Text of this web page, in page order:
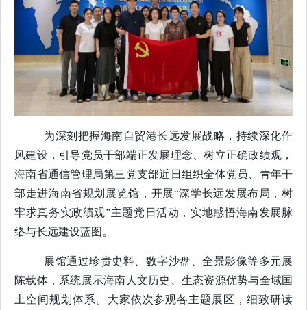
为深刻把握海南自贸港长远发展战略，持续深化作
风建设，引导党员干部端正发展理念、树立正确政绩观，
海南省通信管理局第三党支部近日组织全体党员、青年干
部走进海南省规划展览馆，开展“深学长远发展布局，树
牢求真务实政绩观”主题党日活动，实地感悟海南发展脉
络与长远建设蓝图。
展馆通过珍贵史料、数字沙盘、全景影像等多元展
陈载体，系统展示海南人文历史、生态资源优势与全域国
土空间规划体系。大家依次参观各主题展区，细致研读